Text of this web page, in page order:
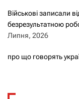
Військові записали
безрезультатною
Липня, 2026
про що говорять